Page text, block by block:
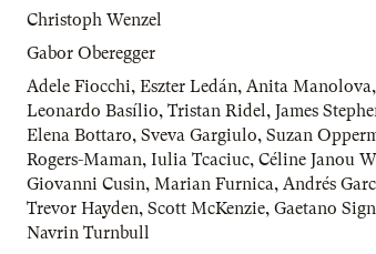
Christoph Wenzel
Gabor Oberegger
Adele Fiocchi, Eszter Ledán, Anita Manolova,
Leonardo Basílio, Tristan Ridel, James
Elena Bottaro, Sveva Gargiulo, Suzan
Rogers-Maman, Iulia Tcaciuc, Céline Janou
Giovanni Cusin, Marian Furnica, Andrés
Trevor Hayden, Scott McKenzie, Gaetano
Navrin Turnbull